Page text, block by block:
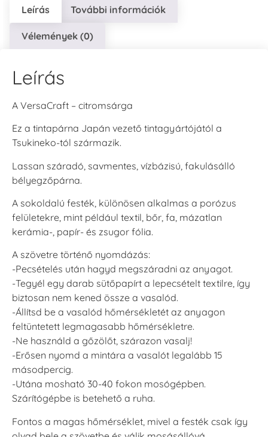
Leírás További információk
Vélemények (0)
Leírás
A VersaCraft – citromsárga
Ez a tintapárna Japán vezető tintagyártójától a
Tsukineko-tól származik.
Lassan száradó, savmentes, vízbázisú, fakulásálló
bélyegzőpárna.
A sokoldalú festék, különösen alkalmas a porózus
felületekre, mint például textil, bőr, fa, mázatlan
kerámia-, papír- és zsugor fólia.
A szövetre történő nyomdázás:
-Pecsételés után hagyd megszáradni az anyagot.
-Tegyél egy darab sütőpapírt a lepecsételt textilre, így
biztosan nem kened össze a vasalód.
-Állítsd be a vasalód hőmérsékletét az anyagon
feltüntetett legmagasabb hőmérsékletre.
-Ne használd a gőzölőt, szárazon vasalj!
-Erősen nyomd a mintára a vasalót legalább 15
másodpercig.
-Utána mosható 30-40 fokon mosógépben.
Szárítógépbe is betehető a ruha.
Fontos a magas hőmérséklet, mivel a festék csak így